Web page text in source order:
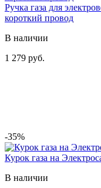
Ручка газа для
короткий провод
В наличии
1 279 руб.
-35%
Курок газа на
В наличии